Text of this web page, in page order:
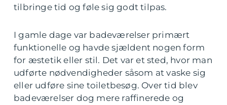
tilbringe tid og føle sig godt tilpas.
I gamle dage var badeværelser primært
funktionelle og havde sjældent nogen form
for æstetik eller stil. Det var et sted, hvor man
udførte nødvendigheder såsom at vaske sig
eller udføre sine toiletbesøg. Over tid blev
badeværelser dog mere raffinerede og